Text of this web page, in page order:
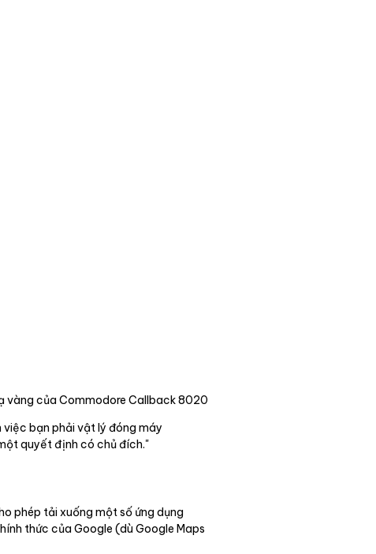
vàng của Commodore Callback 8020
việc bạn phải vật lý đóng máy
quyết định có chủ đích."
phép tải xuống một số ứng dụng
thức của Google (dù Google Maps